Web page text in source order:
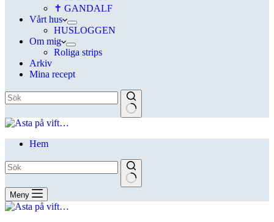
✝ GANDALF
Vårt hus
HUSLOGGEN
Om mig
Roliga strips
Arkiv
Mina recept
Hem
Meny